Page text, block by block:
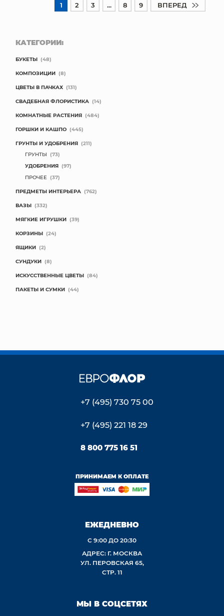
1 2 3 ... 8 9 ВПЕРЕД
КАТЕГОРИИ:
БУКЕТЫ (48)
КОМПОЗИЦИИ (8)
ЦВЕТЫ В ПАЧКАХ (131)
СВАДЕБНАЯ ФЛОРИСТИКА (14)
КОМНАТНЫЕ РАСТЕНИЯ (484)
ГОРШКИ И КАШПО (445)
ГРУНТЫ И УДОБРЕНИЯ (211)
ГРУНТЫ (73)
УДОБРЕНИЯ (97)
ПРОЧЕЕ (37)
ПРЕДМЕТЫ ИНТЕРЬЕРА (762)
ВАЗЫ (332)
МЯГКИЕ ИГРУШКИ (39)
КОРЗИНЫ (24)
ЯЩИКИ (2)
СУНДУКИ (8)
ИСКУССТВЕННЫЕ ЦВЕТЫ (84)
ПАКЕТЫ И СУМКИ (44)
+7 (495) 730 75 00
+7 (495) 221 18 29
8 800 775 16 51
ПРИНИМАЕМ К ОПЛАТЕ
ЕЖЕДНЕВНО
С 9:00 ДО 20:30
АДРЕС: Г. МОСКВА
УЛ. ПЕРОВСКАЯ 65,
СТР. 11
МЫ В СОЦСЕТЯХ